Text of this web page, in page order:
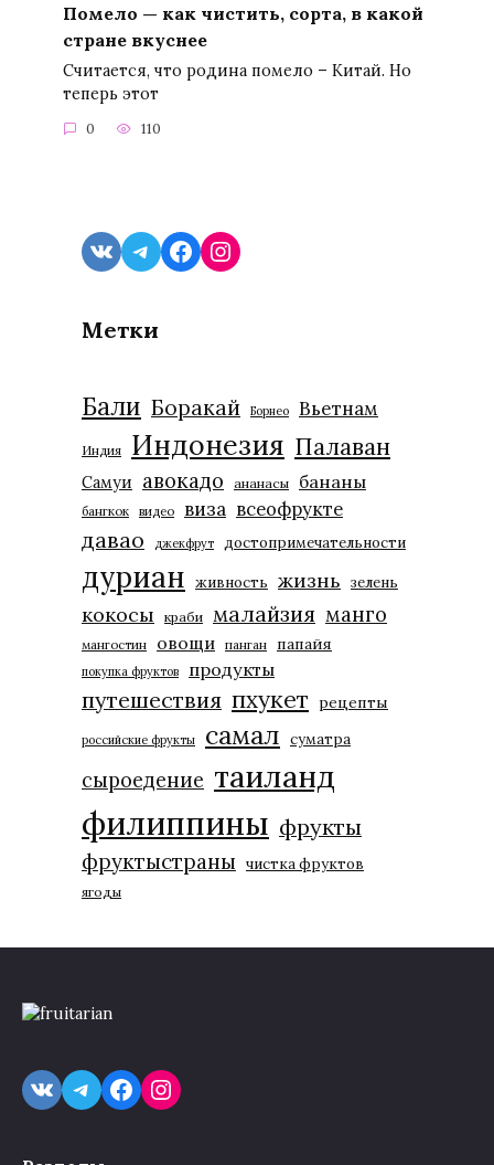
Помело — как чистить, сорта, в какой
стране вкуснее
Считается, что родина помело – Китай. Но
теперь этот
0 110
VKTelegram
Facebook
Instagram
Метки
Бали Боракай Борнео Вьетнам
Индия Индонезия Палаван
Самуи авокадо ананасы бананы
бангкок видео виза всеофрукте
давао джекфрут достопримечательности
дуриан живность жизнь зелень
кокосы краби малайзия манго
мангостин овощи панган папайя
покупка фруктов продукты
путешествия пхукет рецепты
российские фрукты самал суматра
сыроедение таиланд
филиппины фрукты
фруктыстраны чистка фруктов
ягоды
VKTelegram
Facebook
Instagram